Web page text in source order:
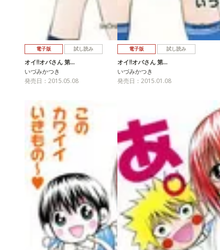
電子版 試し読み
オイ!!オバさん 第…
いづみかつき
発売日：2015.05.08
電子版 試し読み
オイ!!オバさん 第…
いづみかつき
発売日：2015.01.08